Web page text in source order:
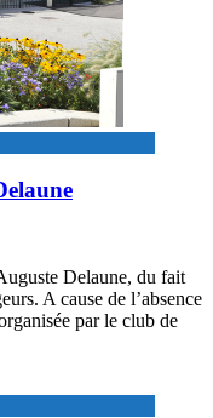
Delaune, du fait
A cause de l’absence
par le club de